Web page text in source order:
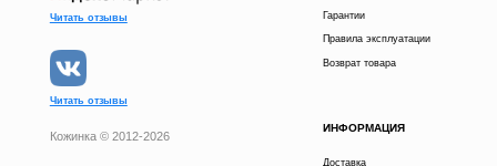
Гарантии
Правила эксплуатации
Возврат товара
ИНФОРМАЦИЯ
Доставка
Читать отзывы
Читать отзывы
Кожинка © 2012-2026